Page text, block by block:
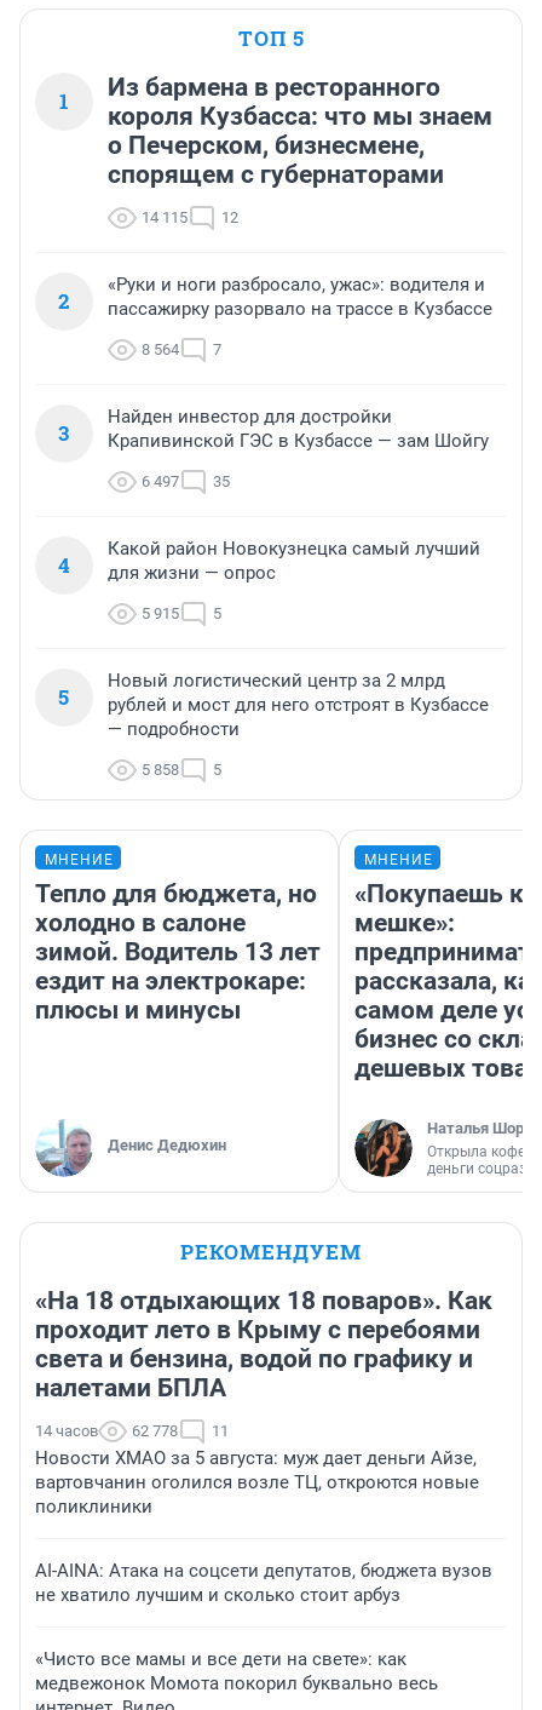
ТОП 5
1
Из бармена в ресторанного
короля Кузбасса: что мы знаем
о Печерском, бизнесмене,
спорящем с губернаторами
14 115 12
2
«Руки и ноги разбросало, ужас»: водителя и
пассажирку разорвало на трассе в Кузбассе
8 564 7
3
Найден инвестор для достройки
Крапивинской ГЭС в Кузбассе — зам Шойгу
6 497 35
4
Какой район Новокузнецка самый лучший
для жизни — опрос
5 915 5
5
Новый логистический центр за 2 млрд
рублей и мост для него отстроят в Кузбассе
— подробности
5 858 5
МНЕНИЕ
Тепло для бюджета, но
холодно в салоне
зимой. Водитель 13 лет
ездит на электрокаре:
плюсы и минусы
Денис Дедюхин
МНЕНИЕ
«Покупаешь
мешке»:
рассказала,
самом деле
бизнес со
дешевых
Наталья
Открыла
деньги
РЕКОМЕНДУЕМ
«На 18 отдыхающих 18 поваров». Как
проходит лето в Крыму с перебоями
света и бензина, водой по графику и
налетами БПЛА
14 часов 62 778 11
Новости ХМАО за 5 августа: муж дает деньги Айзе,
вартовчанин оголился возле ТЦ, откроются новые
поликлиники
AI-AINA: Атака на соцсети депутатов, бюджета вузов
не хватило лучшим и сколько стоит арбуз
«Чисто все мамы и все дети на свете»: как
медвежонок Момота покорил буквально весь